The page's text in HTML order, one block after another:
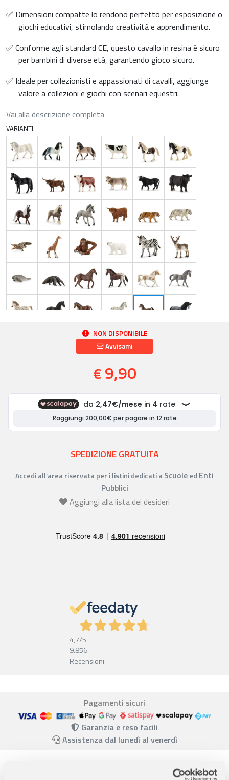
✅ Dimensioni compatte lo rendono perfetto per esposizione o
giochi educativi, stimolando creatività e apprendimento.
✅ Conforme agli standard CE, questo cavallo in resina è sicuro
per bambini di diverse età, garantendo gioco sicuro.
✅ Ideale per collezionisti e appassionati di cavalli, aggiunge
valore a collezioni e giochi con scenari equestri.
Vai alla descrizione completa
VARIANTI
NON DISPONIBILE
Avvisami
€ 9,90
SPEDIZIONE GRATUITA
Accedi all’area riservata per i listini dedicati a Scuoleed Enti
Pubblici
Aggiungi alla lista dei desideri
4,7/5
9.856
Recensioni
Pagamenti sicuri
Garanzia e reso facili
Assistenza dal lunedì al venerdì